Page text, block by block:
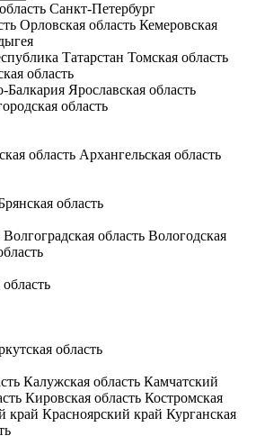
Санкт-Петербург
Орловская область Кемеровская
Татарстан Томская область
область
Балкария Ярославская область
область
область Архангельская область
область
Волгоградская область Вологодская
область
Калужская область Камчатский
Кировская область Костромская
край Красноярский край Курганская